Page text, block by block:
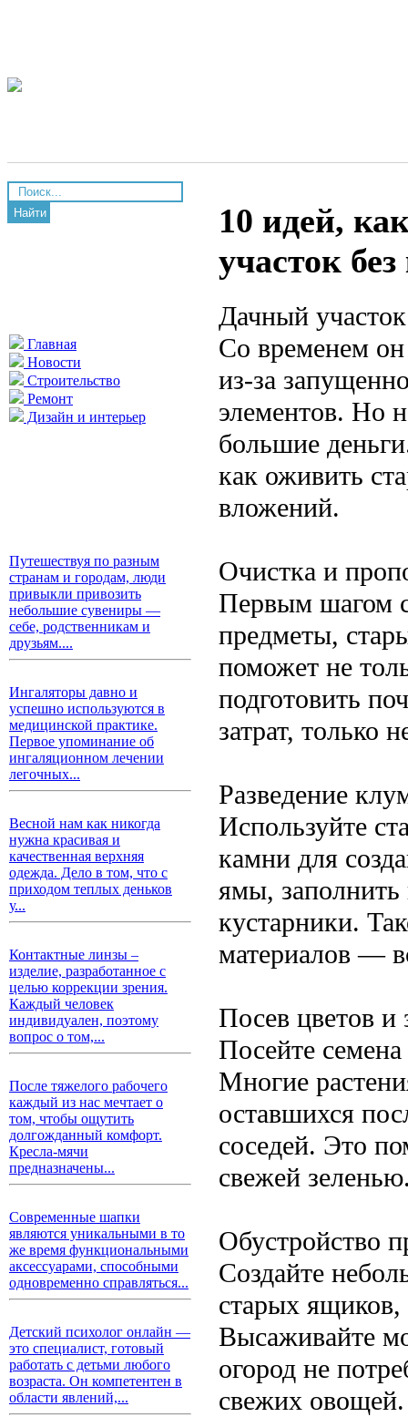
Найти
Главная
Новости
Строительство
Ремонт
Дизайн и интерьер
Путешествуя по разным
странам и городам, люди
привыкли привозить
небольшие сувениры —
себе, родственникам и
друзьям....
Ингаляторы давно и
успешно используются в
медицинской практике.
Первое упоминание об
ингаляционном лечении
легочных...
Весной нам как никогда
нужна красивая и
качественная верхняя
одежда. Дело в том, что с
приходом теплых деньков
у...
Контактные линзы –
изделие, разработанное с
целью коррекции зрения.
Каждый человек
индивидуален, поэтому
вопрос о том,...
После тяжелого рабочего
каждый из нас мечтает о
том, чтобы ощутить
долгожданный комфорт.
Кресла-мячи
предназначены...
Современные шапки
являются уникальными в то
же время функциональными
аксессуарами, способными
одновременно справляться...
Детский психолог онлайн —
это специалист, готовый
работать с детьми любого
возраста. Он компетентен в
области явлений,...
10 идей,
участок
Дачный
Со временем он
из-за
элементов. Но
большие
как оживить
вложений.
Очистка и
Первым шагом
предметы,
поможет не
подготовить
затрат, только
Разведение
Используйте
камни для
ямы, заполнить
кустарники.
материалов —
Посев цветов и
Посейте
Многие
оставшихся
соседей. Это
свежей
Обустройство
Создайте
старых ящиков,
Высаживайте
огород не
свежих овощей.